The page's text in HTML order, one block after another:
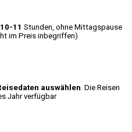
10-11 Stunden, ohne Mittagspause
im Preis inbegriffen)
auswählen . Die Reisen
Jahr verfügbar